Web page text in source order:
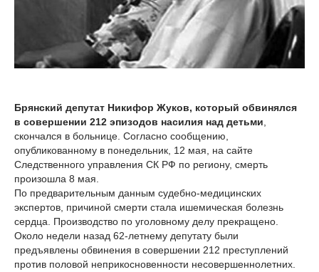
Брянский депутат Никифор Жуков, который обвинялся
в совершении 212 эпизодов насилия над детьми
скончался в больнице. Согласно сообщению,
опубликованному в понедельник, 12 мая, на сайте
Следственного управления СК РФ по региону, смерть
произошла 8 мая.
По предварительным данным судебно-медицинских
экспертов, причиной смерти стала ишемическая болезнь
сердца. Производство по уголовному делу прекращено.
Около недели назад 62-летнему депутату были
предъявлены обвинения в совершении 212 преступлений
против половой неприкосновенности несовершеннолетних.